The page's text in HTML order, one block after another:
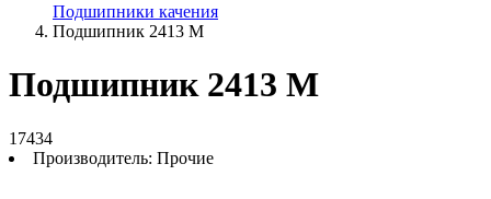
Подшипники качения
Подшипник 2413 М
Подшипник 2413 М
17434
Производитель: Прочие